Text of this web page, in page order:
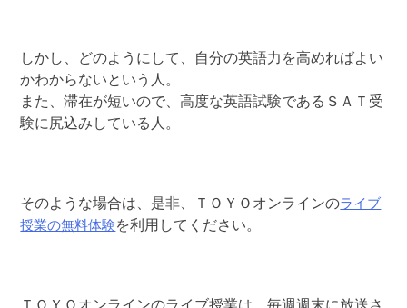
しかし、どのようにして、自分の英語力を高めればよい
かわからないという人。
また、滞在が短いので、高度な英語試験であるＳＡＴ受
験に尻込みしている人。
そのような場合は、是非、ＴＯＹＯオンラインのライブ
授業の無料体験を利用してください。